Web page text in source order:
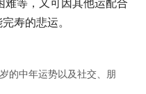
难等，又可因其他运配合
寿的悲运。
岁的中年运势以及社交、朋